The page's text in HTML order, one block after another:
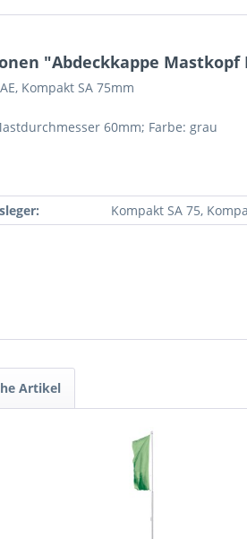
"Abdeckkappe Mastkopf
Kompakt SA 75mm
60mm; Farbe: grau
Kompakt SA 75,
Artikel